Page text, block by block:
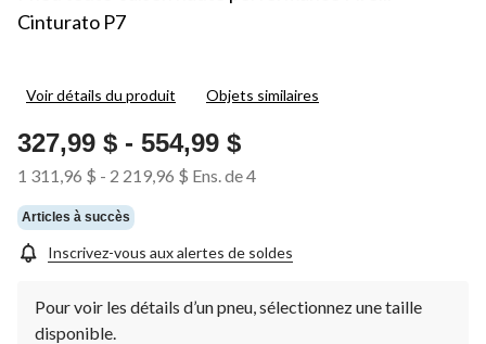
Cinturato P7
Voir détails du produit Objets similaires
327,99 $ - 554,99 $
1 311,96 $ - 2 219,96 $ Ens. de 4
Articles à succès
Inscrivez-vous aux alertes de soldes
Pour voir les détails d’un pneu, sélectionnez une taille
disponible.